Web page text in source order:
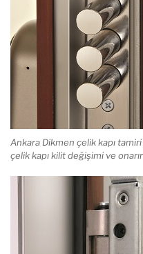
Ankara Dikmen çelik kapı
çelik kapı kilit değişimi ve